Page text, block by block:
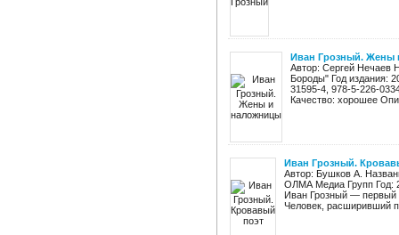
Иван Грозный.
Автор: Сергей Нечаев
Бороды" Год издания:
31595-4, 978-5-226-
Качество: хорошее
Иван Грозный.
Автор: Бушков А.
ОЛМА Медиа Групп Год:
Иван Грозный — первый
Человек, расширивший